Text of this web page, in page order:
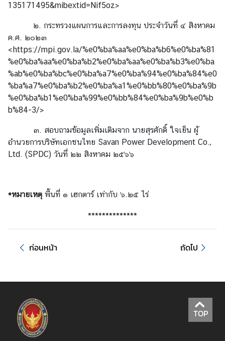
บ
ก
า
ร
ก
ง
สุ
ล
บ
ริ
ก
ต
ร
(
V
I
135171495&mibextid=Nif5oz>
๒. กระทรวงแผนการและการลงทุน ประจำวันที่ ๔ สิงหาคม
ค.ศ. ๒๐๒๓
<https://mpi.gov.la/%e0%ba%aa%e0%ba%b6%e0%ba%81
%e0%ba%aa%e0%ba%b2%e0%ba%aa%e0%ba%b3%e0%ba
%ab%e0%ba%bc%e0%ba%a7%e0%ba%94%e0%ba%84%e0
%ba%a7%e0%ba%b2%e0%ba%a1%e0%bb%80%e0%ba%9b
%e0%ba%b1%e0%ba%99%e0%bb%84%e0%ba%9b%e0%b
b%84-3/>
๓. สอบถามข้อมูลเพิ่มเติมจาก นายสุรศักดิ์ ใจเย็น ผู้
อำนวยการบริษัทเอกชนไทย Savan Power Development Co.,
Ltd. (SPDC) วันที่ ๒๒ สิงหาคม ๒๕๖๖
*หมายเหตุ พื้นที่ ๑ เฮกตาร์ เท่ากับ ๖.๒๕ ไร่
**************
ก่อนหน้า ถัดไป
TOP